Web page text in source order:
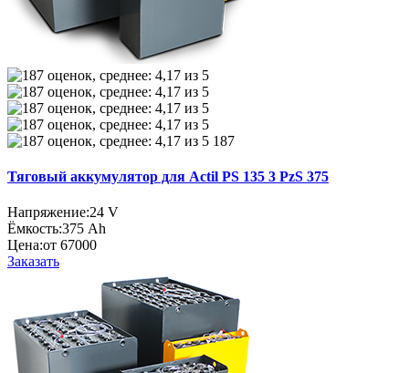
187
Тяговый аккумулятор для Actil PS 135 3 PzS 375
Напряжение:24 V
Ёмкость:375 Ah
Цена:от 67000
Заказать